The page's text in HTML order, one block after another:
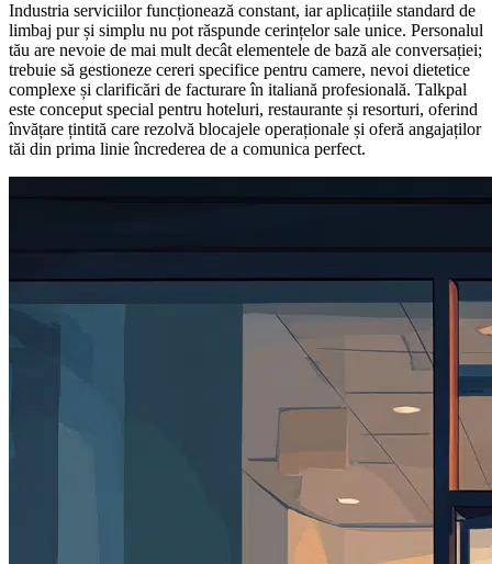
Industria serviciilor funcționează constant, iar aplicațiile standard de
limbaj pur și simplu nu pot răspunde cerințelor sale unice. Personalul
tău are nevoie de mai mult decât elementele de bază ale conversației;
trebuie să gestioneze cereri specifice pentru camere, nevoi dietetice
complexe și clarificări de facturare în italiană profesională. Talkpal
este conceput special pentru hoteluri, restaurante și resorturi, oferind
învățare țintită care rezolvă blocajele operaționale și oferă angajaților
tăi din prima linie încrederea de a comunica perfect.